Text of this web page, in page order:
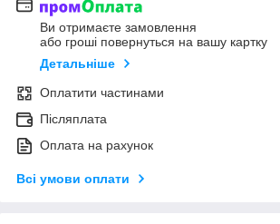
Ви отримаєте замовлення
або гроші повернуться на вашу картку
Детальніше
Оплатити частинами
Післяплата
Оплата на рахунок
Всі умови оплати